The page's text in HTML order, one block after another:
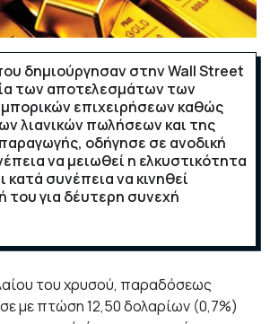
δημιούργησαν στην Wall Street
των αποτελεσμάτων των
επιχειρήσεων καθώς
λιανικών πωλήσεων και της
οδήγησε σε ανοδική
να μειωθεί η ελκυστικότητα
κατά συνέπεια να κινηθεί
του για δέυτερη συνεχή
του χρυσού, παραδόσεως
με πτώση 12,50 δολαρίων (0,7%)